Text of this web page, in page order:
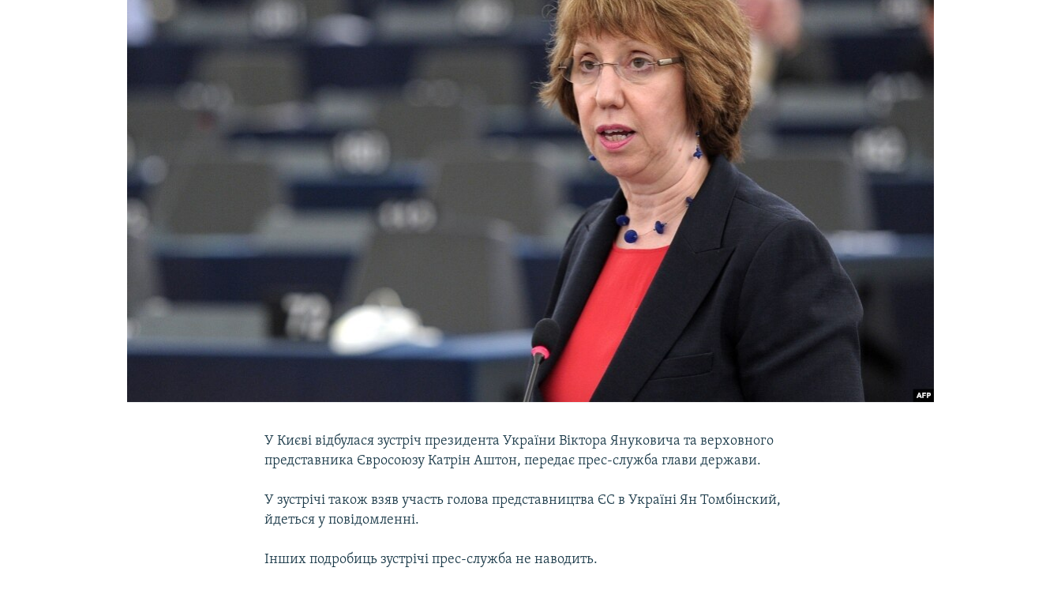
У Києві відбулася зустріч президента України Віктора Януковича та верховного
представника Євросоюзу Катрін Аштон, передає прес-служба глави держави.
У зустрічі також взяв участь голова представництва ЄС в Україні Ян Томбінский,
йдеться у повідомленні.
Інших подробиць зустрічі прес-служба не наводить.